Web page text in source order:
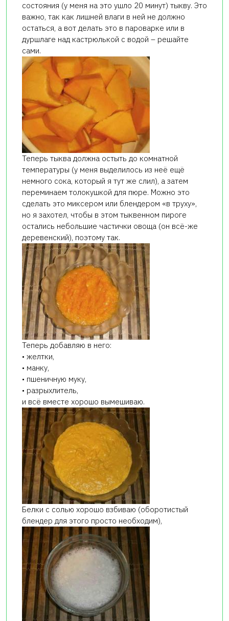
состояния (у меня на это ушло 20 минут) тыкву. Это
важно, так как лишней влаги в ней не должно
остаться, а вот делать это в пароварке или в
дуршлаге над кастрюлькой с водой – решайте
сами.
Теперь тыква должна остыть до комнатной
температуры (у меня выделилось из неё ещё
немного сока, который я тут же слил), а затем
переминаем толокушкой для пюре. Можно это
сделать это миксером или блендером «в труху»,
но я захотел, чтобы в этом тыквенном пироге
остались небольшие частички овоща (он всё-же
деревенский), поэтому так.
Теперь добавляю в него:
• желтки,
• манку,
• пшеничную муку,
• разрыхлитель,
и всё вместе хорошо вымешиваю.
Белки с солью хорошо взбиваю (оборотистый
блендер для этого просто необходим),